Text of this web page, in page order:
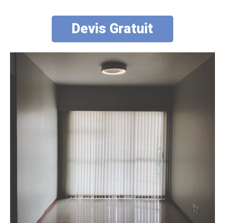
Devis Gratuit